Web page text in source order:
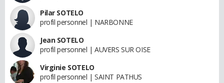
Pilar SOTELO
profil personnel | NARBONNE
Jean SOTELO
profil personnel | AUVERS SUR OISE
Virginie SOTELO
profil personnel | SAINT PATHUS